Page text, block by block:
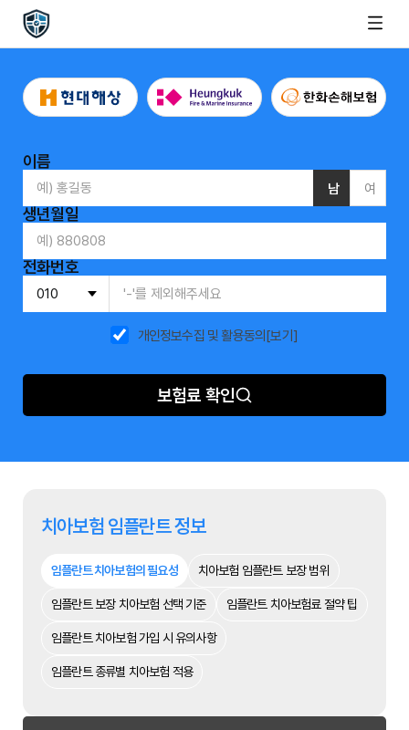
이름
남 여
생년월일
전화번호
개인정보수집 및 활용동의 [보기]
보험료 확인
치아보험 임플란트 정보
임플란트 치아보험의 필요성 치아보험 임플란트 보장 범위
임플란트 보장 치아보험 선택 기준 임플란트 치아보험료 절약 팁
임플란트 치아보험 가입 시 유의사항
임플란트 종류별 치아보험 적용